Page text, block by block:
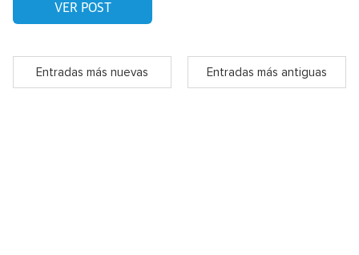
VER POST
Entradas más nuevas Entradas más antiguas